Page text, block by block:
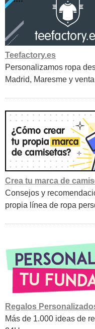
Teefactory.es
Personalizamos ropa
Madrid, Maresme y
Crea tu marca de
Consejos y
propia línea de ropa
Regalos
Más de 1.000 ideas de